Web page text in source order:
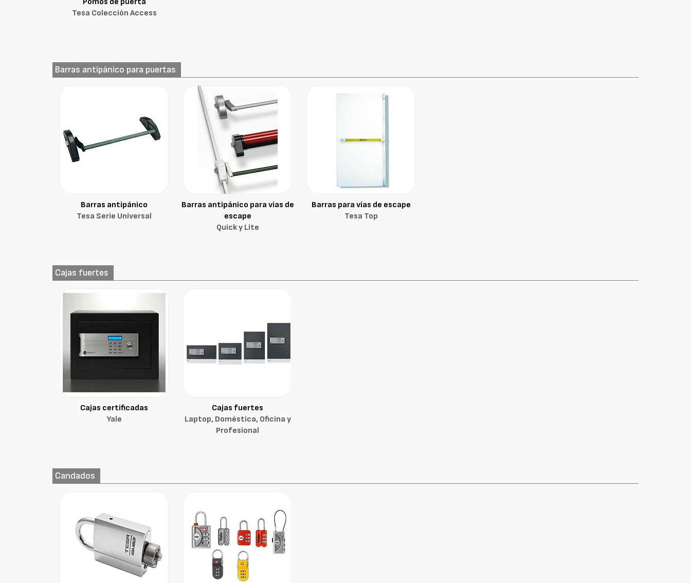
Tesa Colección Access
Barras antipánico para puertas
Barras antipánico
Tesa Serie Universal
Barras antipánico para vías de
escape
Quick y Lite
Barras para vías de escape
Tesa Top
Cajas fuertes
Cajas certificadas
Yale
Cajas fuertes
Laptop, Doméstica, Oficina y
Profesional
Candados